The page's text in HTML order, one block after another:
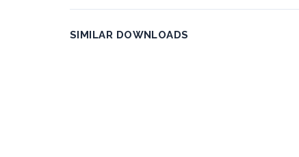
SIMILAR DOWNLOADS